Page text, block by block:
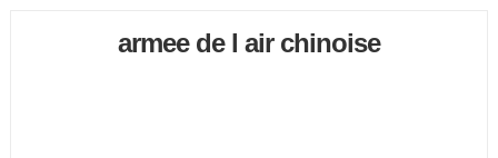
armee de l air chinoise